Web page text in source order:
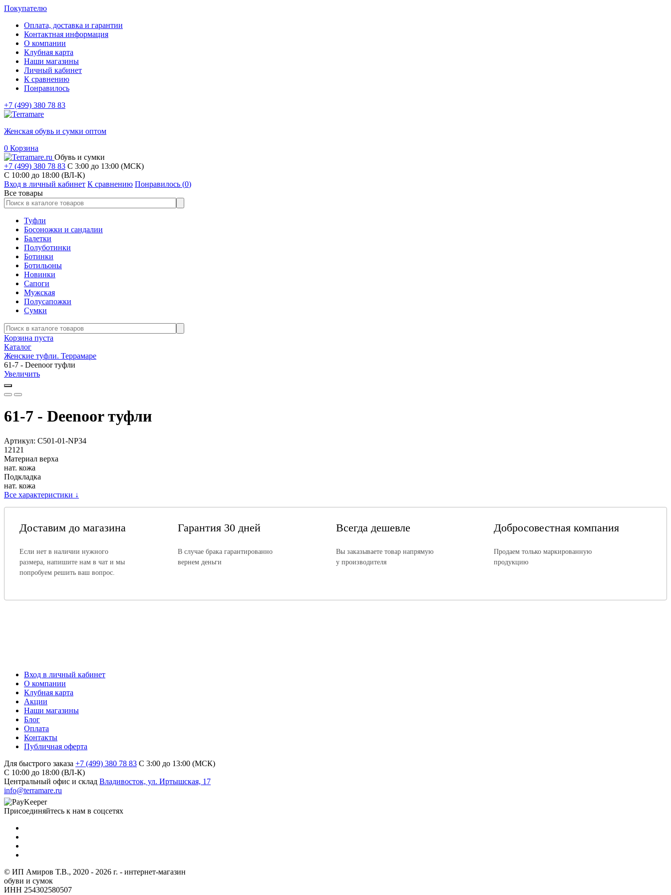
Покупателю
Оплата, доставка и гарантии
Контактная информация
О компании
Клубная карта
Наши магазины
Личный кабинет
К сравнению
Понравилось
+7 (499) 380 78 83
Женская обувь и сумки оптом
0 Корзина
Обувь и сумки
+7 (499) 380 78 83 С 3:00 до 13:00 (МСК)
C 10:00 до 18:00 (ВЛ-К)
Вход в личный кабинет К сравнению Понравилось (0)
Все товары
Туфли
Босоножки и сандалии
Балетки
Полуботинки
Ботинки
Ботильоны
Новинки
Сапоги
Мужская
Полусапожки
Сумки
Корзина пуста
Каталог
Женские туфли. Террамаре
61-7 - Deenoor туфли
Увеличить
61-7 - Deenoor туфли
Артикул: C501-01-NP34
12121
Материал верха
нат. кожа
Подкладка
нат. кожа
Все характеристики ↓
Доставим до магазина
Если нет в наличии нужного
размера, напишите нам в чат и мы
попробуем решить ваш вопрос.
Гарантия 30 дней
В случае брака гарантированно
вернем деньги
Всегда дешевле
Вы заказываете товар напрямую
у производителя
Добросовестная компания
Продаем только маркированную
продукцию
Вход в личный кабинет
О компании
Клубная карта
Акции
Наши магазины
Блог
Оплата
Контакты
Публичная оферта
Для быстрого заказа +7 (499) 380 78 83 С 3:00 до 13:00 (МСК)
C 10:00 до 18:00 (ВЛ-К)
Центральный офис и склад Владивосток, ул. Иртышская, 17
info@terramare.ru
Присоединяйтесь к нам в соцсетях
© ИП Амиров Т.В., 2020 - 2026 г. - интернет-магазин
обуви и сумок
ИНН 254302580507